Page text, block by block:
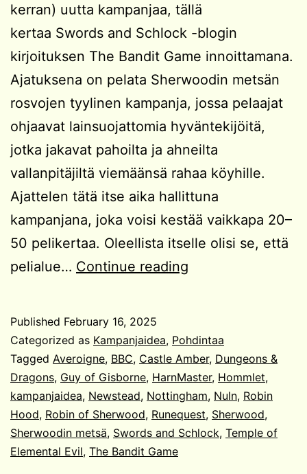
kerran) uutta kampanjaa, tällä
kertaa Swords and Schlock -blogin
kirjoituksen The Bandit Game innoittamana.
Ajatuksena on pelata Sherwoodin metsän
rosvojen tyylinen kampanja, jossa pelaajat
ohjaavat lainsuojattomia hyväntekijöitä,
jotka jakavat pahoilta ja ahneilta
vallanpitäjiltä viemäänsä rahaa köyhille.
Ajattelen tätä itse aika hallittuna
kampanjana, joka voisi kestää vaikkapa 20–
50 pelikertaa. Oleellista itselle olisi se, että
pelialue… Continue reading
Published February 16, 2025
Categorized as Kampanjaidea, Pohdintaa
Tagged Averoigne, BBC, Castle Amber, Dungeons &
Dragons, Guy of Gisborne, HarnMaster, Hommlet,
kampanjaidea, Newstead, Nottingham, Nuln, Robin
Hood, Robin of Sherwood, Runequest, Sherwood,
Sherwoodin metsä, Swords and Schlock, Temple of
Elemental Evil, The Bandit Game